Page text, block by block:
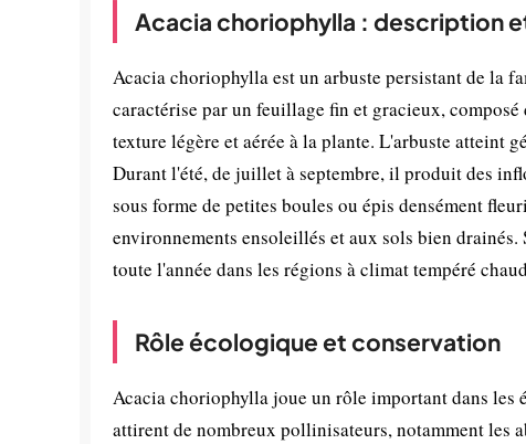
Acacia choriophylla : description
Acacia choriophylla est un arbuste persistant de la
caractérise par un feuillage fin et gracieux,
texture légère et aérée à la plante. L'arbuste atteint
Durant l'été, de juillet à septembre, il produit des
sous forme de petites boules ou épis densément
environnements ensoleillés et aux sols bien
toute l'année dans les régions à climat tempéré
Rôle écologique et conservation
Acacia choriophylla joue un rôle important dans les
attirent de nombreux pollinisateurs, notamment les